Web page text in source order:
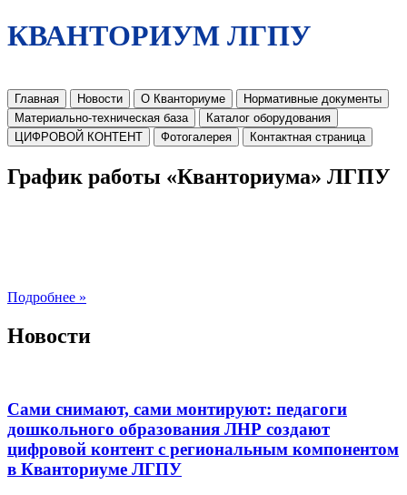
КВАНТОРИУМ ЛГПУ
Главная Новости О Кванториуме
Нормативные документы
Материально-техническая база
Каталог оборудования
ЦИФРОВОЙ КОНТЕНТ
Фотогалерея Контактная страница
График работы «Кванториума» ЛГПУ
Подробнее »
Новости
Сами снимают, сами монтируют: педагоги
дошкольного образования ЛНР создают
цифровой контент с региональным компонентом
в Кванториуме ЛГПУ​